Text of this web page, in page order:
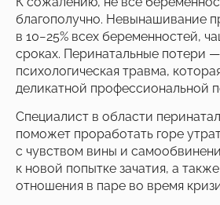
благополучно. Невынашивание
в 10−25% всех беременностей,
сроках. Перинатальные потери —
психологическая травма,
деликатной профессиональной
Специалист в области
поможет проработать горе
с чувством вины и
к новой попытке зачатия, а
отношения в паре во время